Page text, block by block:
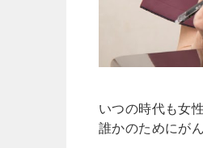
いつの時代も女
誰かのためにが